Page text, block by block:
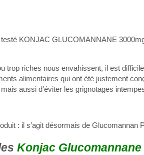
KONJAC GLUCOMANNANE
trop riches nous envahissent, il est
alimentaires qui ont été justement
aussi d’éviter les grignotages
: il s’agit désormais de Glucomannan
Konjac Glucomannane